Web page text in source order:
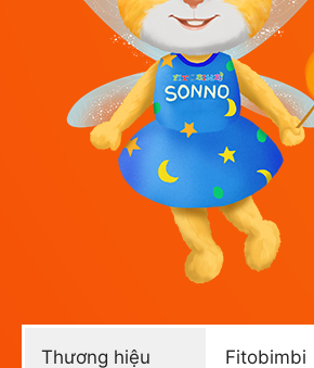
Thương hiệu Fitobimbi